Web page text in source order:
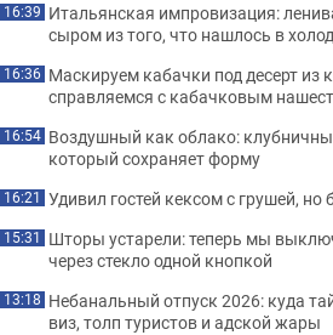
16:39 Итальянская импровизация:
сыром из того, что нашлось в
16:36 Маскируем кабачки под десерт из
справляемся с кабачковым
16:54 Воздушный как облако:
который сохраняет форму
16:21 Удивил гостей кексом с грушей, но
15:31 Шторы устарели: теперь мы
через стекло одной кнопкой
13:18 Небанальный отпуск 2026: куда
виз, толп туристов и адской жары